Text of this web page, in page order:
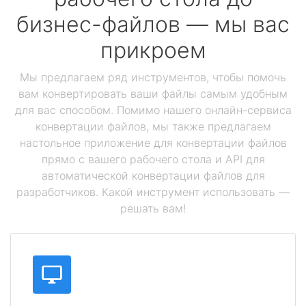
бизнес-файлов — мы вас
прикроем
Мы предлагаем ряд инструментов, чтобы помочь
вам конвертировать ваши файлы самым удобным
для вас способом. Помимо нашего онлайн-сервиса
конвертации файлов, мы также предлагаем
настольное приложение для конвертации файлов
прямо с вашего рабочего стола и API для
автоматической конвертации файлов для
разработчиков. Какой инструмент использовать —
решать вам!